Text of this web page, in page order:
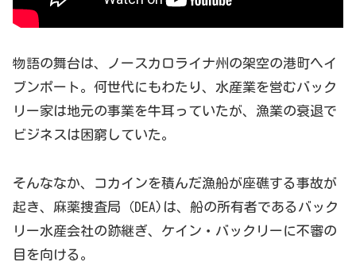
物語の舞台は、ノースカロライナ州の架空の港町ヘイ
ブンポート。何世代にもわたり、水産業を営むバック
リー家は地元の事業を牛耳っていたが、漁業の衰退で
ビジネスは困窮していた。
そんななか、コカインを積んだ漁船が座礁する事故が
起き、麻薬捜査局（DEA)は、船の所有者であるバック
リー水産会社の跡継ぎ、ケイン・バックリーに不審の
目を向ける。